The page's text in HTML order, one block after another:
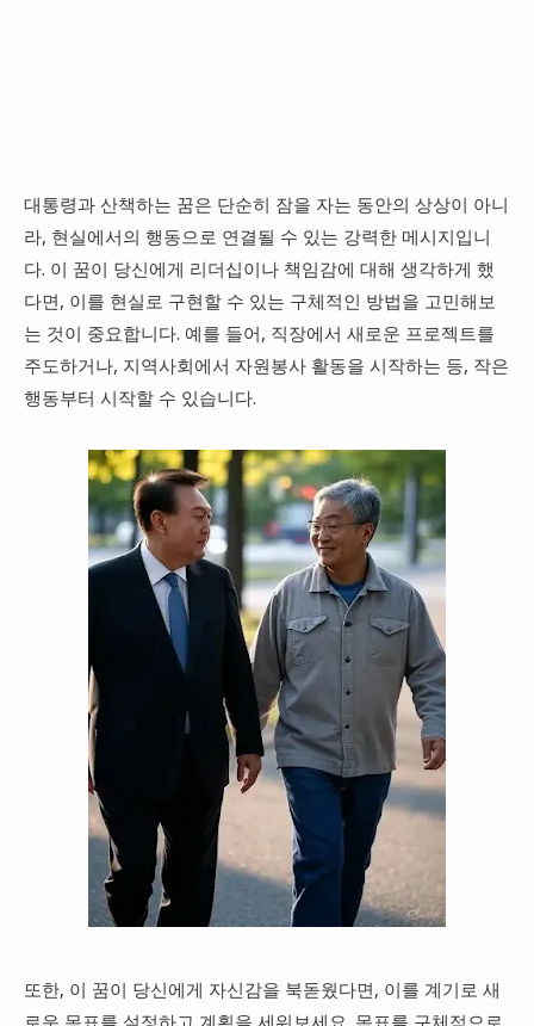
대통령과 산책하는 꿈은 단순히 잠을 자는 동안의 상상이 아니
라, 현실에서의 행동으로 연결될 수 있는 강력한 메시지입니
다. 이 꿈이 당신에게 리더십이나 책임감에 대해 생각하게 했
다면, 이를 현실로 구현할 수 있는 구체적인 방법을 고민해보
는 것이 중요합니다. 예를 들어, 직장에서 새로운 프로젝트를
주도하거나, 지역사회에서 자원봉사 활동을 시작하는 등, 작은
행동부터 시작할 수 있습니다.
또한, 이 꿈이 당신에게 자신감을 북돋웠다면, 이를 계기로 새
로운 목표를 설정하고 계획을 세워보세요. 목표를 구체적으로